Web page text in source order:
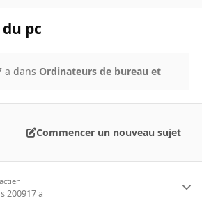
pc
a dans Ordinateurs de bureau et
Commencer un nouveau sujet
200917 a